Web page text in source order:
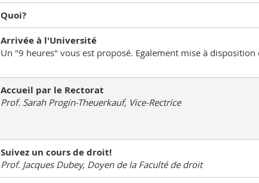
Quoi?
Arrivée à l'Université
Un "9 heures" vous est proposé. Egalement mise à disposition
Accueil par le Rectorat
Prof. Sarah Progin-Theuerkauf, Vice-Rectrice
Suivez un cours de droit!
Prof. Jacques Dubey, Doyen de la Faculté de droit